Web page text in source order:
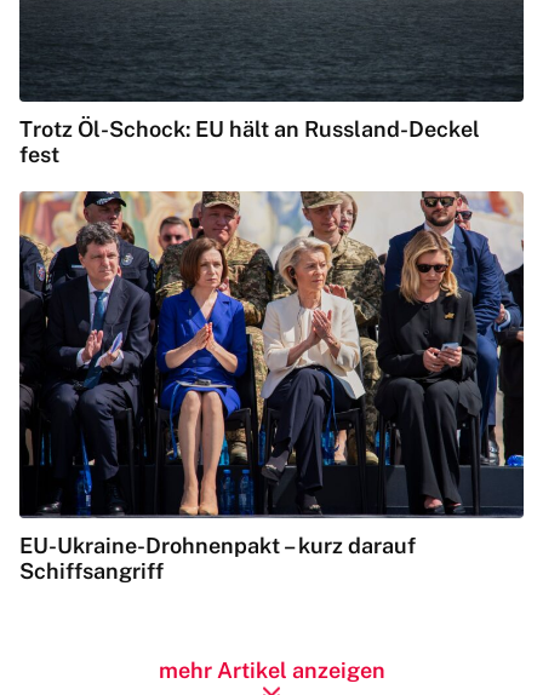
Trotz Öl-Schock: EU hält an Russland-Deckel
fest
EU-Ukraine-Drohnenpakt – kurz darauf
Schiffsangriff
mehr Artikel anzeigen